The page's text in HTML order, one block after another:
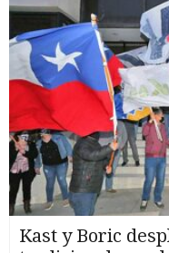
Kast y Boric